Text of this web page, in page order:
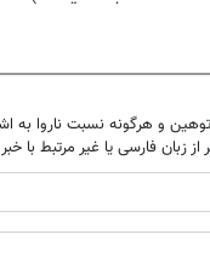
و هرگونه نسبت ناروا
از زبان فارسی یا غیر مرتبط با